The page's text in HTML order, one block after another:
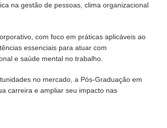
na gestão de pessoas, clima organizacional
com foco em práticas aplicáveis ao
essenciais para atuar com
e saúde mental no trabalho.
no mercado, a Pós-Graduação em
carreira e ampliar seu impacto nas